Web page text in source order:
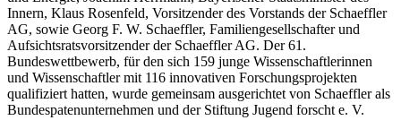
Innern, Klaus Rosenfeld, Vorsitzender des Vorstands der Schaeffler
AG, sowie Georg F. W. Schaeffler, Familiengesellschafter und
Aufsichtsratsvorsitzender der Schaeffler AG. Der 61.
Bundeswettbewerb, für den sich 159 junge Wissenschaftlerinnen
und Wissenschaftler mit 116 innovativen Forschungsprojekten
qualifiziert hatten, wurde gemeinsam ausgerichtet von Schaeffler als
Bundespatenunternehmen und der Stiftung Jugend forscht e. V.